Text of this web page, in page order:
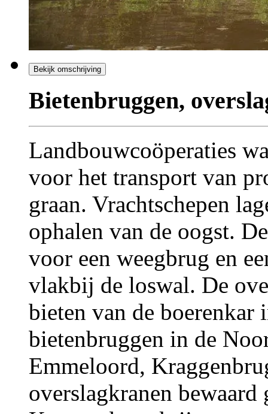
Bekijk omschrijving
Bietenbruggen,
Landbouwcoöperaties
voor het transport van
graan. Vrachtschepen
ophalen van de oogst.
voor een weegbrug en
vlakbij de loswal. De
bieten van de
bietenbruggen in de
Emmeloord,
overslagkranen